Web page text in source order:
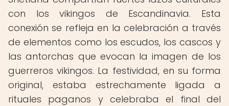
con los vikingos de Escandinavia. Esta
conexión se refleja en la celebración a través
de elementos como los escudos, los cascos y
las antorchas que evocan la imagen de los
guerreros vikingos. La festividad, en su forma
original, estaba estrechamente ligada a
rituales paganos y celebraba el final del